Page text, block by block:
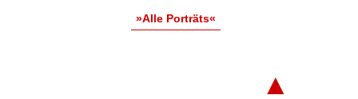
»Alle Porträts«
▲